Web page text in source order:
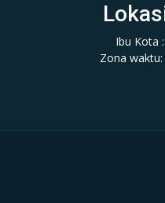
Ibu Kota
Zona